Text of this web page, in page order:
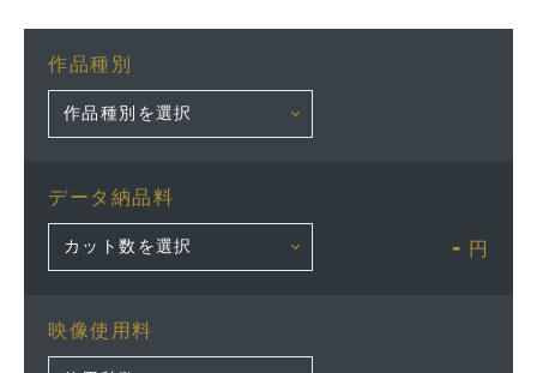
作品種別
データ納品料
- 円
映像使用料